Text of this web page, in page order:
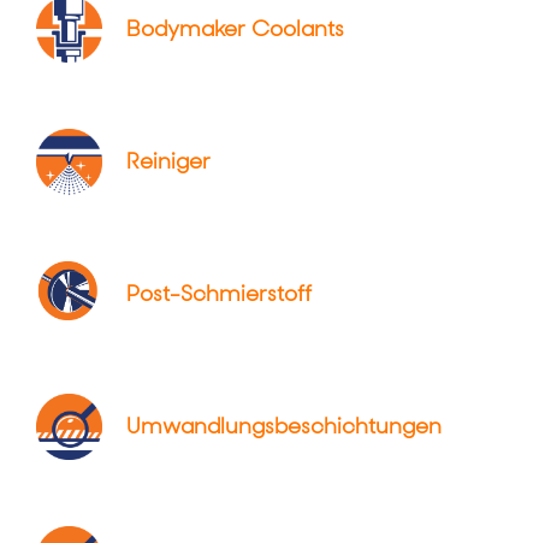
Bodymaker Coolants
Reiniger
Post-Schmierstoff
Umwandlungsbeschichtungen